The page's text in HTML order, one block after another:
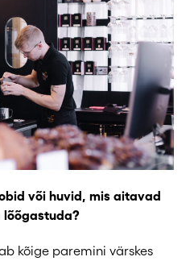
või huvid, mis aitavad
kõige paremini värskes